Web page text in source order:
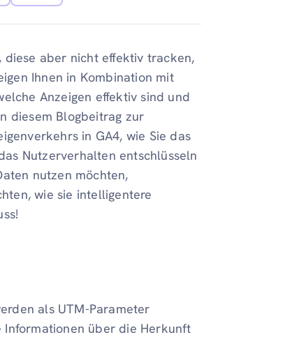
diese aber nicht effektiv tracken,
Ihnen in Kombination mit
Anzeigen effektiv sind und
diesem Blogbeitrag zur
in GA4, wie Sie das
Nutzerverhalten entschlüsseln
nutzen möchten,
wie sie intelligentere
als UTM-Parameter
Informationen über die Herkunft